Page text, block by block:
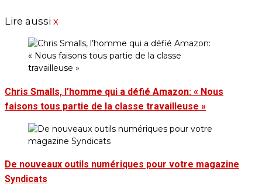
Lire aussi x
Chris Smalls, l’homme qui a défié Amazon: « Nous
faisons tous partie de la classe travailleuse »
De nouveaux outils numériques pour votre magazine
Syndicats